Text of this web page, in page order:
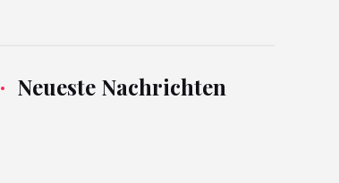
Neueste Nachrichten